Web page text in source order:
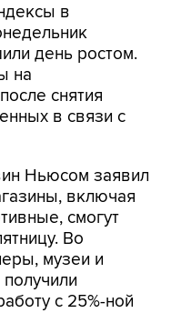
в
день ростом.
на
снятия
в связи с
Ньюсом заявил
включая
смогут
Во
музеи и
с 25%-ной